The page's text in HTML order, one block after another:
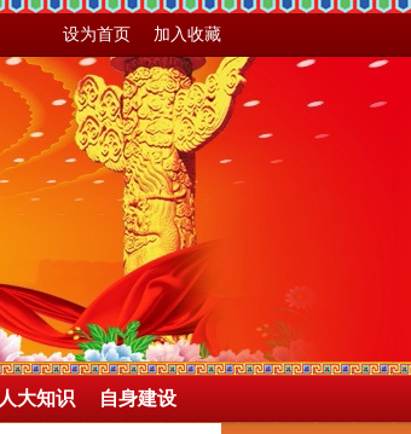
设为首页 加入收藏
人大知识 自身建设